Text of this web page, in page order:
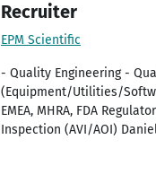
Recruiter
EPM Scientific
- Quality Engineering -
(Equipment/Utilities/
EMEA, MHRA, FDA
Inspection (AVI/AOI)